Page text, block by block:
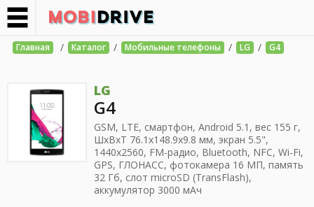
Главная / Каталог / Мобильные телефоны / LG / G4
LG
G4
GSM, LTE, смартфон, Android 5.1, вес 155 г,
ШхВхТ 76.1x148.9x9.8 мм, экран 5.5",
1440x2560, FM-радио, Bluetooth, NFC, Wi-Fi,
GPS, ГЛОНАСС, фотокамера 16 МП, память
32 Гб, слот microSD (TransFlash),
аккумулятор 3000 мАч